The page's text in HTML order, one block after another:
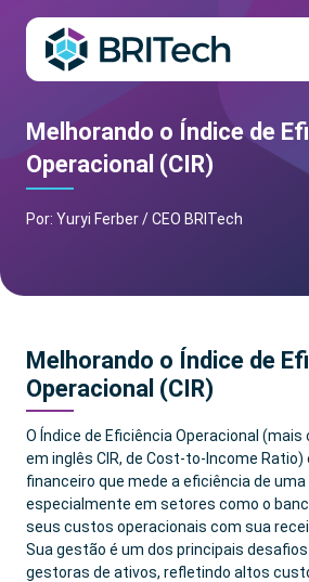
Melhorando o Índice de
Operacional (CIR)
Por: Yuryi Ferber / CEO BRITech
Melhorando o Índice de
Operacional (CIR)
O Índice de Eficiência Operacional (mais
em inglês CIR, de Cost-to-Income Ratio)
financeiro que mede a eficiência de
especialmente em setores como o
seus custos operacionais com sua
Sua gestão é um dos principais
gestoras de ativos, refletindo altos